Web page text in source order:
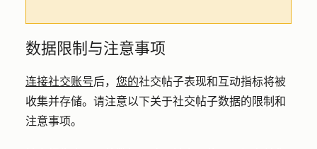
数据限制与注意事项
连接社交账号后， 您的社交帖子表现和互动指标将被
收集并存储。请注意以下关于社交帖子数据的限制和
注意事项。